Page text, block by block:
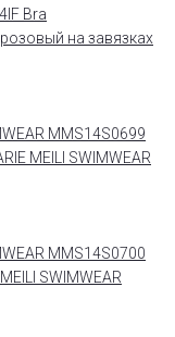
на завязках
MEILI SWIMWEAR
SWIMWEAR